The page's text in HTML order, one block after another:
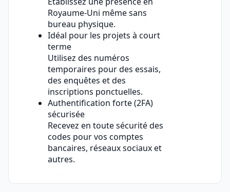
Royaume-Uni même sans
bureau physique.
Idéal pour les projets à court
terme
Utilisez des numéros
temporaires pour des essais,
des enquêtes et des
inscriptions ponctuelles.
Authentification forte (2FA)
sécurisée
Recevez en toute sécurité des
codes pour vos comptes
bancaires, réseaux sociaux et
autres.